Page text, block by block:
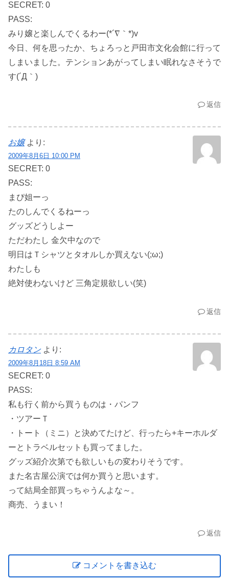
SECRET: 0
PASS:
みり嬢と楽しんでくるわー(*´∇｀*)v
今日、何を思ったか、ちょろっと戸田市文化会館に行って
しまいました。テンションあがってしまい眠れなさそうで
す(´Д｀)
返信
お嬢 より:
2009年8月6日 10:00 PM
SECRET: 0
PASS:
まぴ姐ーっ
たのしんでくるねーっ
グッズどうしよー
ただわたし 金欠中なので
明日はＴシャツとタオルしか買えない(;ω;)
わたしも
絶対使わないけど 三角定規欲しい(笑)
返信
カロタン より:
2009年8月18日 8:59 AM
SECRET: 0
PASS:
私も行く前から買うものは・パンフ
・ツアーＴ
・トート（ミニ）と決めてたけど、行ったら+キーホルダ
ーとトラベルセットも買ってました。
グッズ紹介次第でも欲しいもの変わりそうです。
また名古屋公演では何か買うと思います。
って結局全部買っちゃうんよな～。
商売、うまい！
返信
コメントを書き込む